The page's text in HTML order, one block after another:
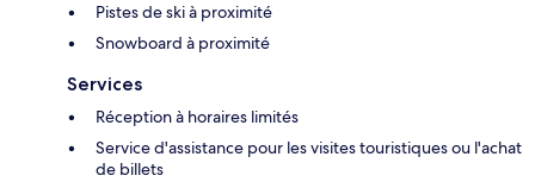
Pistes de ski à proximité
Snowboard à proximité
Services
Réception à horaires limités
Service d'assistance pour les visites touristiques ou l'achat
de billets